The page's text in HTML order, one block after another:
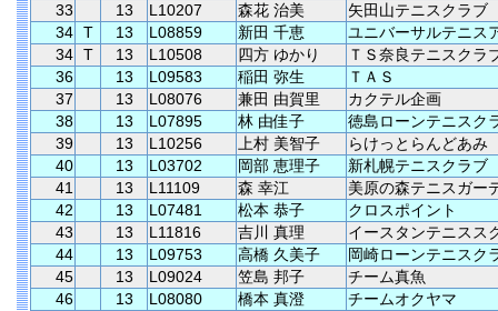
33
13 L10207 森花 治美
矢田山テニスクラブ
34 T 13 L08859 新田 千恵
ユニバーサルテニス
34 T 13 L10508 四方 ゆかり
ＴＳ奈良テニスクラ
36
13 L09583 稲田 弥生
ＴＡＳ
37
13 L08076 兼田 由賀里
カクテル企画
38
13 L07895 林 由佳子
徳島ローンテニスク
39
13 L10256 上村 美智子
らけっとらんどあみ
40
13 L03702 岡部 恵理子
新札幌テニスクラブ
41
13 L11109 森 幸江
美原の森テニスガー
42
13 L07481 松本 恭子
クロスポイント
43
13 L11816 吉川 真理
イースタンテニスス
44
13 L09753 高橋 久美子
岡崎ローンテニスク
45
13 L09024 笠島 邦子
チーム真魚
46
13 L08080 橋本 真澄
チームオクヤマ